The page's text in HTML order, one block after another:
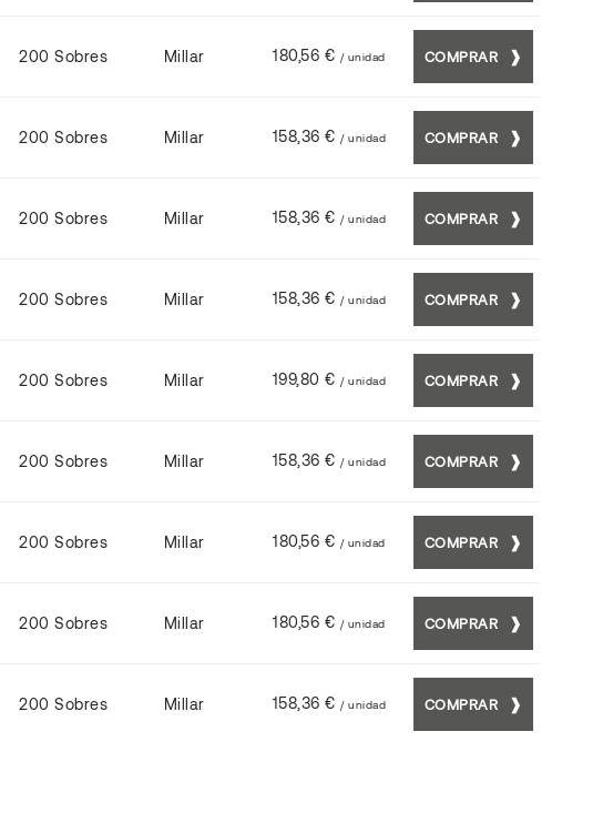
200 Sobres Millar 180,56 € / unidad COMPRAR
200 Sobres Millar 158,36 € / unidad COMPRAR
200 Sobres Millar 158,36 € / unidad COMPRAR
200 Sobres Millar 158,36 € / unidad COMPRAR
200 Sobres Millar 199,80 € / unidad COMPRAR
200 Sobres Millar 158,36 € / unidad COMPRAR
200 Sobres Millar 180,56 € / unidad COMPRAR
200 Sobres Millar 180,56 € / unidad COMPRAR
200 Sobres Millar 158,36 € / unidad COMPRAR